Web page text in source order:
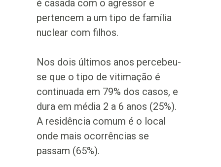
é casada com o agressor e
pertencem a um tipo de família
nuclear com filhos.
Nos dois últimos anos percebeu-
se que o tipo de vitimação é
continuada em 79% dos casos, e
dura em média 2 a 6 anos (25%).
A residência comum é o local
onde mais ocorrências se
passam (65%).